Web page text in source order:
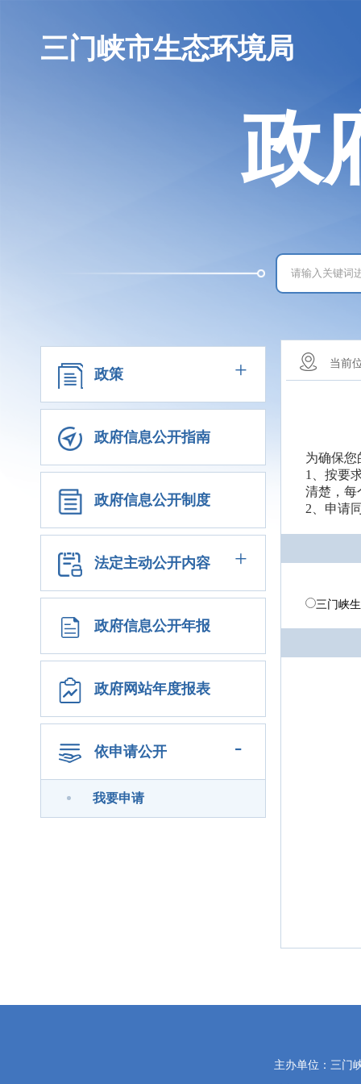
三门峡市生态环境局
政
政策 +
政府信息公开指南
政府信息公开制度
法定主动公开内容 +
政府信息公开年报
政府网站年度报表
依申请公开 -
我要申请
当前
为确保您
1、按要
清楚，每
2、申请
三门峡
主办单位：三门